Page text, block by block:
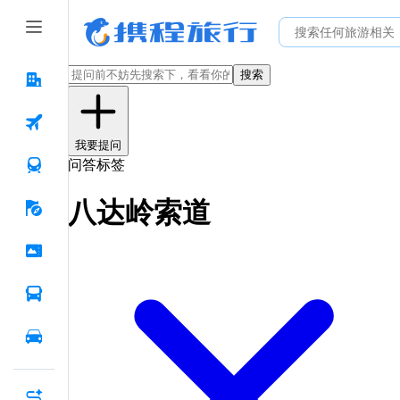
搜索
我要提问
问答标签
八达岭索道